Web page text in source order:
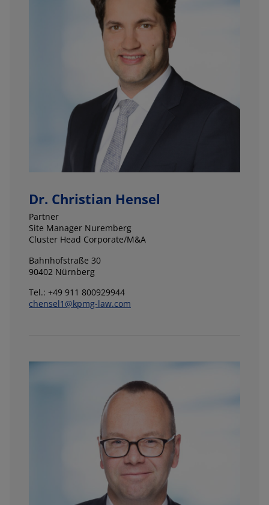
Dr. Christian Hensel
Partner
Site Manager Nuremberg
Cluster Head Corporate/M&A
Bahnhofstraße 30
90402 Nürnberg
Tel.: +49 911 800929944
chensel1@kpmg-law.com